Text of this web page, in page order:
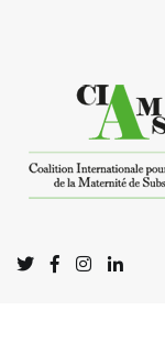
C oalitionI